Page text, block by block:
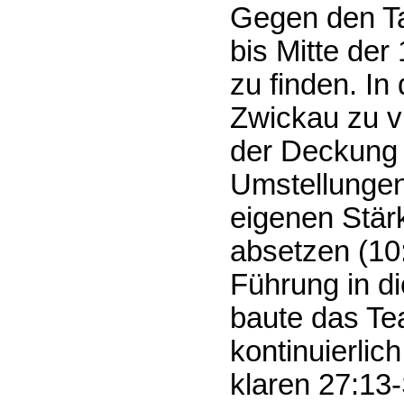
Gegen den
bis Mitte der
zu finden. In
Zwickau zu
der
eigenen
absetzen
Führung in
baute das
klaren